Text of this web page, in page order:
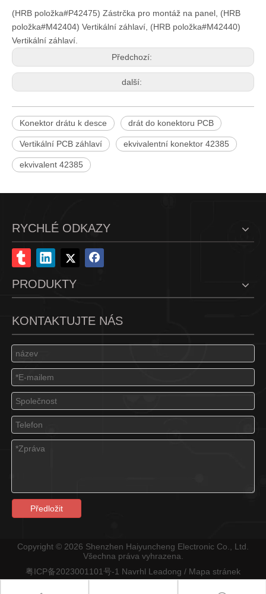
(HRB položka#P42475) Zástrčka pro montáž na panel, (HRB
položka#M42404) Vertikální záhlaví, (HRB položka#M42440)
Vertikální záhlaví.
Předchozí:
další:
Konektor drátu k desce drát do konektoru PCB
Vertikální PCB záhlaví ekvivalentní konektor 42385
ekvivalent 42385
RYCHLÉ ODKAZY
PRODUKTY
KONTAKTUJTE NÁS
Předložit
Copyright © 2026 Shenzhen Haiyuncheng Electronic Co., Ltd.
Všechna práva vyhrazena.
粤ICP备2023001101号-1 Navrhl Leadong / Mapa stránek